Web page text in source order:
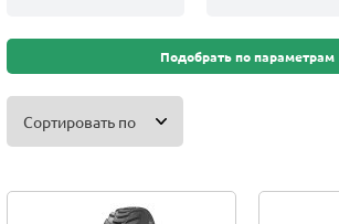
Подобрать по параметрам
Сортировать по